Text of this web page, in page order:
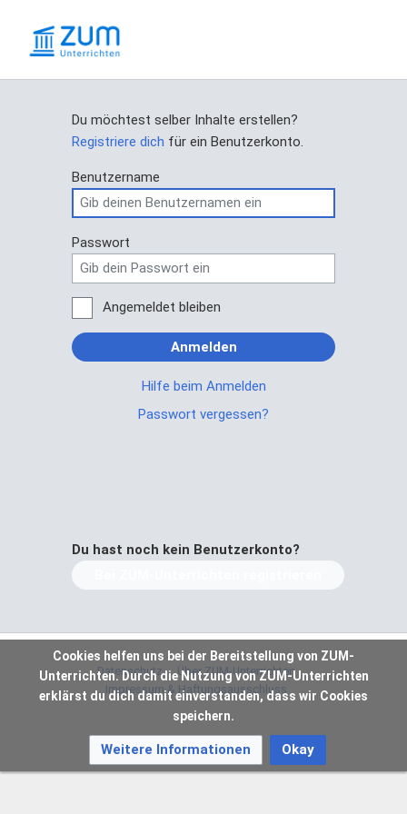
Du möchtest selber Inhalte erstellen?
Registriere dich für ein Benutzerkonto.
Benutzername
Passwort
Angemeldet bleiben
Anmelden
Hilfe beim Anmelden
Passwort vergessen?
Du hast noch kein Benutzerkonto?
Datenschutz
Über ZUM-Unterrichten
Impressum & Haftungsausschluss
Cookies helfen uns bei der Bereitstellung von ZUM-
Unterrichten. Durch die Nutzung von ZUM-Unterrichten
erklärst du dich damit einverstanden, dass wir Cookies
speichern.
Weitere Informationen Okay